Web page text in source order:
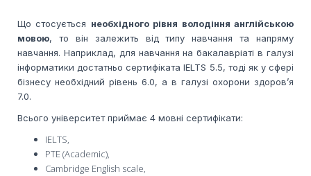
Що стосується необхідного рівня володіння англійською
мовою, то він залежить від типу навчання та напряму
навчання. Наприклад, для навчання на бакалавріаті в галузі
інформатики достатньо сертифіката IELTS 5.5, тоді як у сфері
бізнесу необхідний рівень 6.0, а в галузі охорони здоров’я
7.0.
Всього університет приймає 4 мовні сертифікати:
IELTS,
PTE (Academic),
Cambridge English scale,